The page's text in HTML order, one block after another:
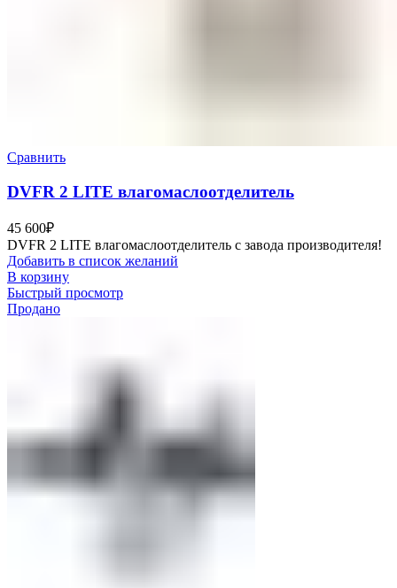
Сравнить
DVFR 2 LITE влагомаслоотделитель
45 600₽
DVFR 2 LITE влагомаслоотделитель с завода производителя!
Добавить в список желаний
В корзину
Быстрый просмотр
Продано